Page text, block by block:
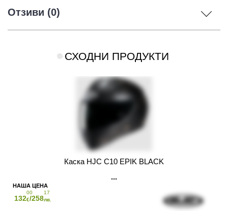
Отзиви (0)
СХОДНИ ПРОДУКТИ
Каска HJC C10 EPIK BLACK
132
00
€/258
17
лв.